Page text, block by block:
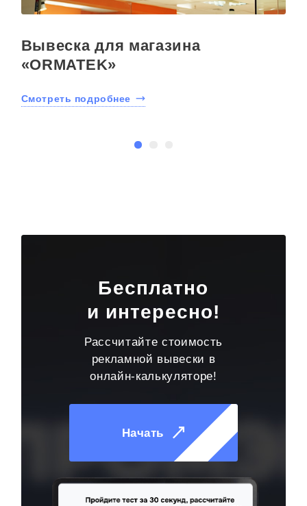
Вывеска для магазина
«ORMATEK»
Смотреть подробнее
Бесплатно
и интересно!
Рассчитайте стоимость
рекламной вывески в
онлайн-калькуляторе!
Начать